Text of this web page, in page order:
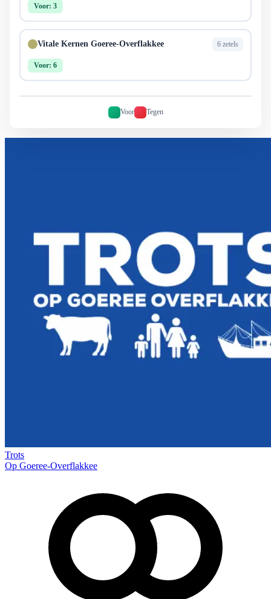
Voor: 3
Vitale Kernen Goeree-Overflakkee 6 zetels
Voor: 6
Voor Tegen
Trots
Op Goeree-Overflakkee